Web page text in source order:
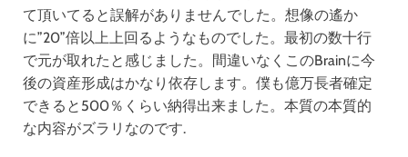
て頂いてると誤解がありませんでした。想像の遙か
に”20”倍以上上回るようなものでした。最初の数十行
で元が取れたと感じました。間違いなくこのBrainに今
後の資産形成はかなり依存します。僕も億万長者確定
できると500％くらい納得出来ました。本質の本質的
な内容がズラリなのです.